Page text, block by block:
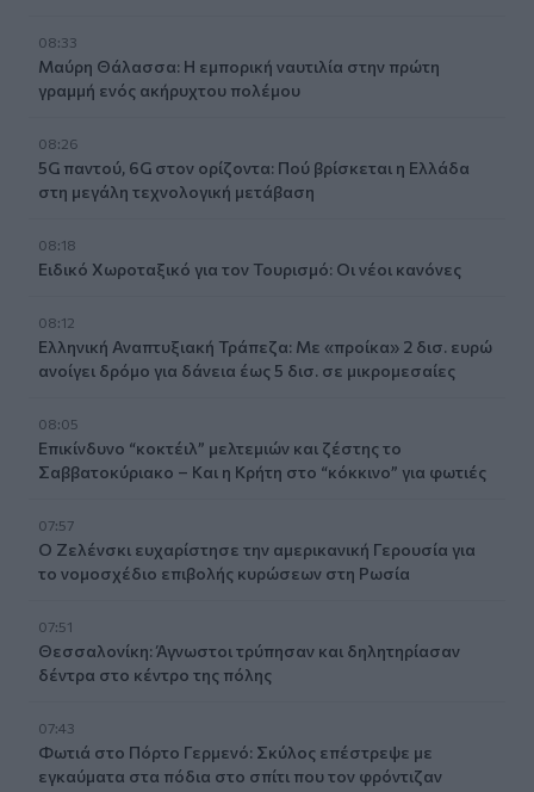
08:33
Μαύρη Θάλασσα: Η εμπορική ναυτιλία στην πρώτη
γραμμή ενός ακήρυχτου πολέμου
08:26
5G παντού, 6G στον ορίζοντα: Πού βρίσκεται η Ελλάδα
στη μεγάλη τεχνολογική μετάβαση
08:18
Ειδικό Χωροταξικό για τον Τουρισμό: Οι νέοι κανόνες
08:12
Ελληνική Αναπτυξιακή Τράπεζα: Με «προίκα» 2 δισ. ευρώ
ανοίγει δρόμο για δάνεια έως 5 δισ. σε μικρομεσαίες
08:05
Επικίνδυνο “κοκτέιλ” μελτεμιών και ζέστης το
Σαββατοκύριακο – Και η Κρήτη στο “κόκκινο” για φωτιές
07:57
Ο Ζελένσκι ευχαρίστησε την αμερικανική Γερουσία για
το νομοσχέδιο επιβολής κυρώσεων στη Ρωσία
07:51
Θεσσαλονίκη: Άγνωστοι τρύπησαν και δηλητηρίασαν
δέντρα στο κέντρο της πόλης
07:43
Φωτιά στο Πόρτο Γερμενό: Σκύλος επέστρεψε με
εγκαύματα στα πόδια στο σπίτι που τον φρόντιζαν